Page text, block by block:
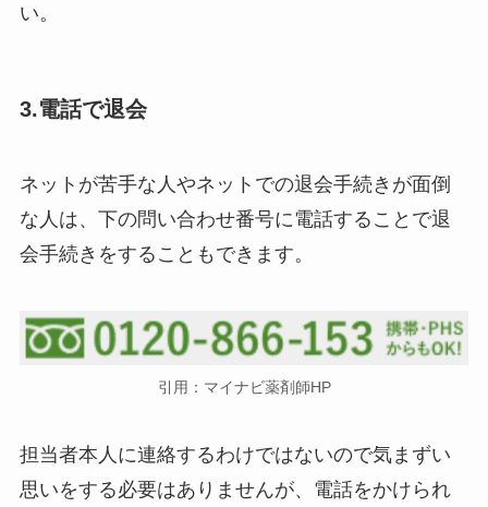
い。
3.電話で退会
ネットが苦手な人やネットでの退会手続きが面倒
な人は、下の問い合わせ番号に電話することで退
会手続きをすることもできます。
引用：マイナビ薬剤師HP
担当者本人に連絡するわけではないので気まずい
思いをする必要はありませんが、電話をかけられ